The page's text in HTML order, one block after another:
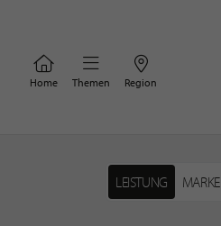
Home Themen Region
LEISTUNG MARKE